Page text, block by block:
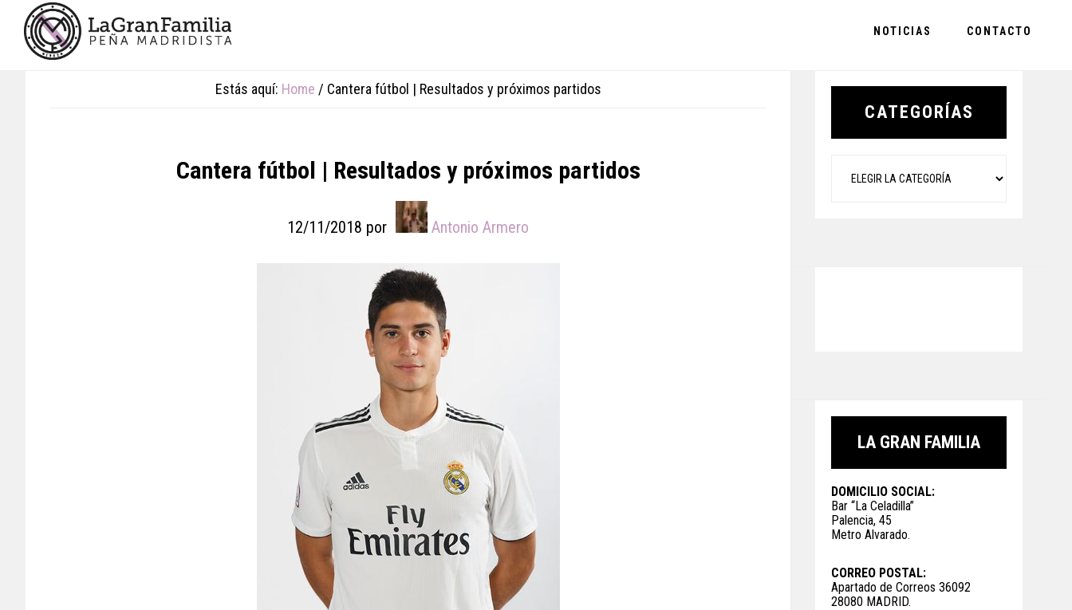
primary
footer
NOTICIAS CONTACTO
Estás aquí: Home / Cantera fútbol | Resultados y próximos partidos
Cantera fútbol | Resultados y próximos partidos
12/11/2018 por Antonio Armero
Primary
CATEGORÍAS
LA GRAN FAMILIA
DOMICILIO SOCIAL:
Bar “La Celadilla”
Palencia, 45
Metro Alvarado.
CORREO POSTAL:
Apartado de Correos 36092
28080 MADRID.